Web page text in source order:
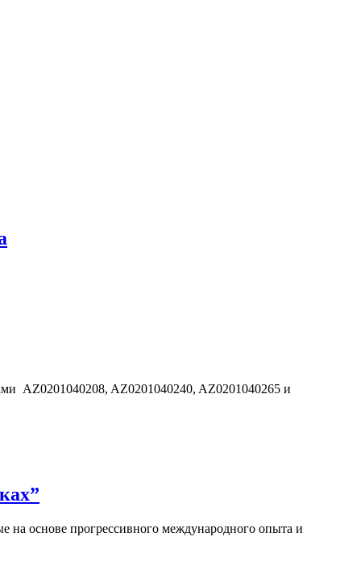
AZ0201040208, AZ0201040240, AZ0201040265 и
основе прогрессивного международного опыта и